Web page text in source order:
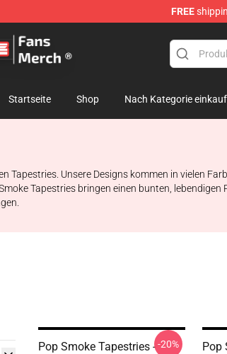
FREE
Merchandise Shop
Startseite Shop Nach Kategorie
Tapestries. Unsere Designs kommen in vielen
Tapestries bringen einen bunten,
Pop Smoke Tapestries --20%
Pop